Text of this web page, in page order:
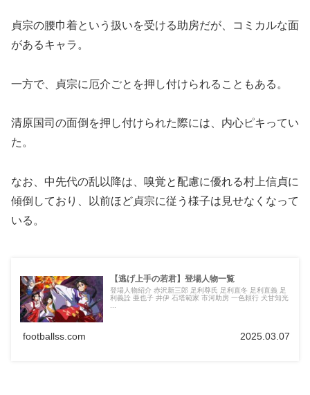
貞宗の腰巾着という扱いを受ける助房だが、コミカルな面
があるキャラ。
一方で、貞宗に厄介ごとを押し付けられることもある。
清原国司の面倒を押し付けられた際には、内心ピキってい
た。
なお、中先代の乱以降は、嗅覚と配慮に優れる村上信貞に
傾倒しており、以前ほど貞宗に従う様子は見せなくなって
いる。
【逃げ上手の若君】登場人物一覧
登場人物紹介 赤沢新三郎 足利尊氏 足利直冬 足利直義 足
利義詮 亜也子 井伊 石塔範家 市河助房 一色頼行 犬甘知光
...
footballss.com 2025.03.07